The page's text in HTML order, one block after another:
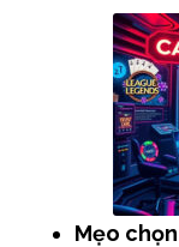
Mẹo